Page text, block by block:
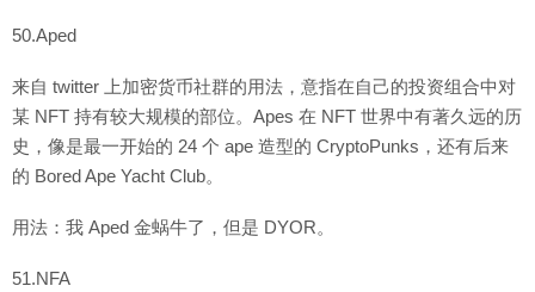
50.Aped
来自 twitter 上加密货币社群的用法，意指在自己的投资组合中对
某 NFT 持有较大规模的部位。Apes 在 NFT 世界中有著久远的历
史，像是最一开始的 24 个 ape 造型的 CryptoPunks，还有后来
的 Bored Ape Yacht Club。
用法：我 Aped 金蜗牛了，但是 DYOR。
51.NFA